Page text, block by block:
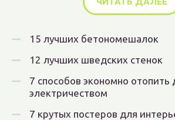
15 лучших бетономешалок
12 лучших шведских стенок
7 способов экономно отопить
электричеством
7 крутых постеров для